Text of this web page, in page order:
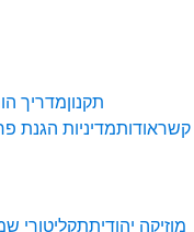
תקנוןמדריך
קשראודותמדיניות הגנת
מוזיקה יהודיתתקליטורי